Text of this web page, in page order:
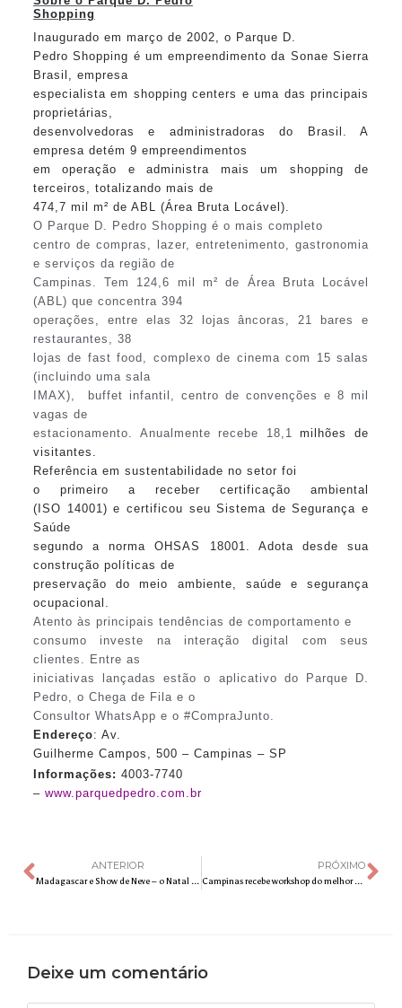
Shopping
Inaugurado em março de 2002, o Parque D.
Pedro Shopping é um empreendimento da Sonae Sierra
Brasil, empresa
especialista em shopping centers e uma das principais
proprietárias,
desenvolvedoras e administradoras do Brasil. A
empresa detém 9 empreendimentos
em operação e administra mais um shopping de
terceiros, totalizando mais de
474,7 mil m² de ABL (Área Bruta Locável).
O Parque D. Pedro Shopping é o mais completo
centro de compras, lazer, entretenimento, gastronomia
e serviços da região de
Campinas. Tem 124,6 mil m² de Área Bruta Locável
(ABL) que concentra 394
operações, entre elas 32 lojas âncoras, 21
bares e
restaurantes, 38
lojas de fast food, complexo de cinema com 15 salas
(incluindo uma sala
IMAX), buffet infantil, centro de convenções e 8 mil
vagas de
estacionamento. Anualmente recebe 18,1 milhões de
visitantes.
Referência em sustentabilidade no setor foi
o primeiro a receber certificação ambiental
(ISO 14001) e certificou seu Sistema de Segurança e
Saúde
segundo a norma OHSAS 18001. Adota desde sua
construção políticas de
preservação do meio ambiente, saúde e segurança
ocupacional.
Atento às principais tendências de comportamento e
consumo investe na interação digital com seus
clientes. Entre as
iniciativas lançadas estão o aplicativo do Parque D.
Pedro, o Chega de Fila e o
Consultor WhatsApp e o #CompraJunto.
Endereço: Av.
Guilherme Campos, 500 – Campinas – SP
Informações: 4003-7740
– www.parquedpedro.com.br
ANTERIOR
Madagascar e Show de Neve – o Natal do Campinas Shopping!
PRÓXIMO
Campinas recebe workshop do melhor chocolateiro do Brasil
Deixe um comentário